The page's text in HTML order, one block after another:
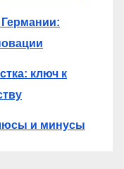
ключ к
и минусы